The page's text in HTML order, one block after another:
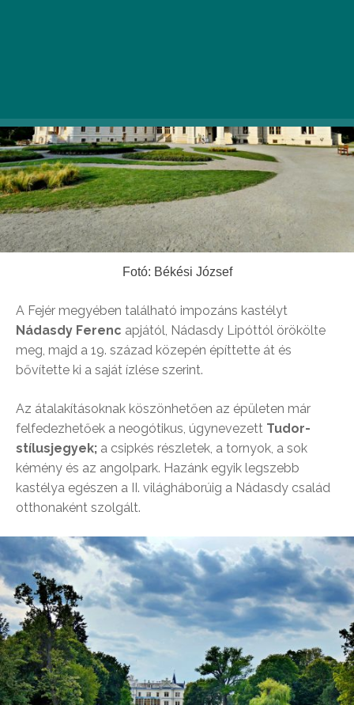
Fotó: Békési József
A Fejér megyében található impozáns kastélyt
Nádasdy Ferenc apjától, Nádasdy Lipóttól örökölte
meg, majd a 19. század közepén építtette át és
bővítette ki a saját ízlése szerint.
Az átalakításoknak köszönhetően az épületen már
felfedezhetőek a neogótikus, úgynevezett Tudor-
stílusjegyek; a csipkés részletek, a tornyok, a sok
kémény és az angolpark. Hazánk egyik legszebb
kastélya egészen a II. világháborúig a Nádasdy család
otthonaként szolgált.